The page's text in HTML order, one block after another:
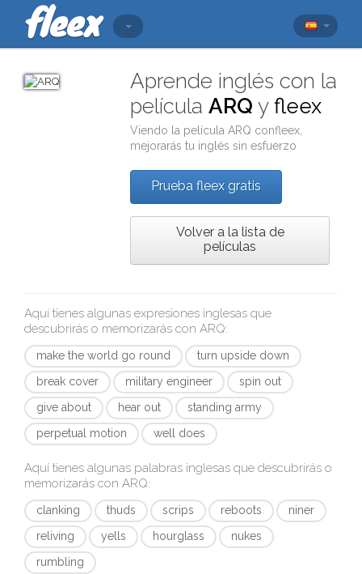
Aprende inglés con la
películaARQ yfleex
Viendo la películaARQ confleex
mejorarás tu inglés sin esfuerzo
Prueba fleex gratis
Volver a la lista de
películas
Aquí tienes algunas expresiones inglesas que
descubrirás o memorizarás con ARQ:
make the world go round
turn upside down
break cover
military engineer
spin out
give about
hear out
standing army
perpetual motion
well does
Aquí tienes algunas palabras inglesas que descubrirás o
memorizarás con ARQ:
clanking thuds scrips reboots
niner
reliving
yells hourglass
nukes
rumbling